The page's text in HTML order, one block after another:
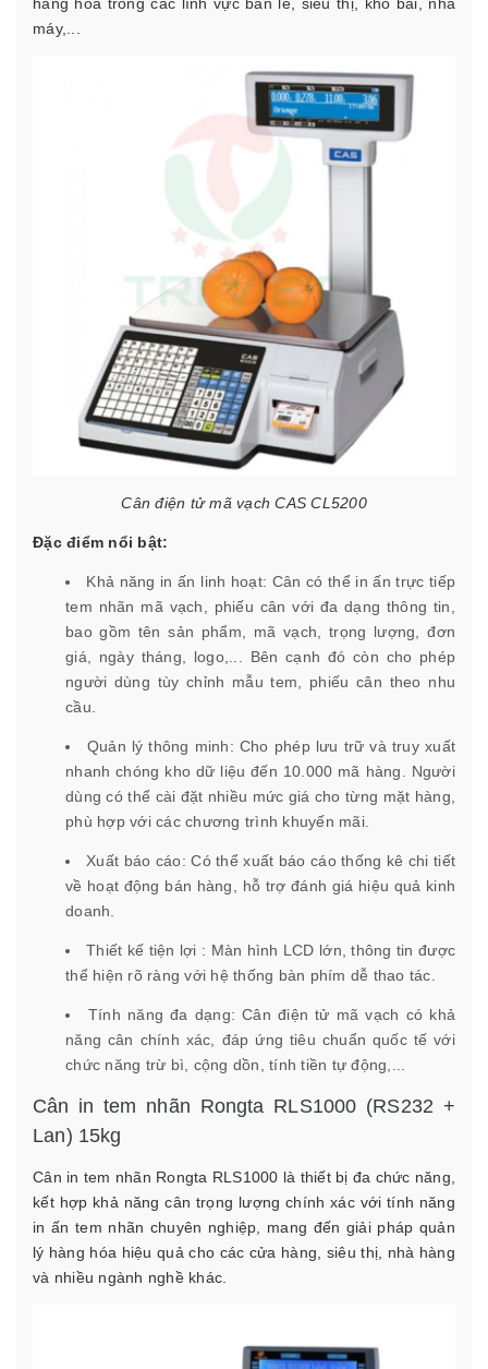
hàng hóa trong các lĩnh vực bán lẻ, siêu thị, kho bãi, nhà
máy,...
Cân điện tử mã vạch CAS CL5200
Đặc điểm nổi bật:
Khả năng in ấn linh hoạt: Cân có thể in ấn trực tiếp
tem nhãn mã vạch, phiếu cân với đa dạng thông tin,
bao gồm tên sản phẩm, mã vạch, trọng lượng, đơn
giá, ngày tháng, logo,... Bên cạnh đó còn cho phép
người dùng tùy chỉnh mẫu tem, phiếu cân theo nhu
cầu.
Quản lý thông minh: Cho phép lưu trữ và truy xuất
nhanh chóng kho dữ liệu đến 10.000 mã hàng. Người
dùng có thể cài đặt nhiều mức giá cho từng mặt hàng,
phù hợp với các chương trình khuyến mãi.
Xuất báo cáo: Có thể xuất báo cáo thống kê chi tiết
về hoạt động bán hàng, hỗ trợ đánh giá hiệu quả kinh
doanh.
Thiết kế tiện lợi : Màn hình LCD lớn, thông tin được
thể hiện rõ ràng với hệ thống bàn phím dễ thao tác.
Tính năng đa dạng: Cân điện tử mã vạch có khả
năng cân chính xác, đáp ứng tiêu chuẩn quốc tế với
chức năng trừ bì, cộng dồn, tính tiền tự động,...
Cân in tem nhãn Rongta RLS1000 (RS232 +
Lan) 15kg
Cân in tem nhãn Rongta RLS1000 là thiết bị đa chức năng,
kết hợp khả năng cân trọng lượng chính xác với tính năng
in ấn tem nhãn chuyên nghiệp, mang đến giải pháp quản
lý hàng hóa hiệu quả cho các cửa hàng, siêu thị, nhà hàng
và nhiều ngành nghề khác.